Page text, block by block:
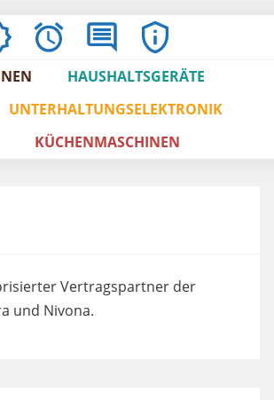
ÖFFNUNGSZEITEN
BEWERTUNGEN
IMPRESSUM
/
AGBS
HAUSHALTSGERÄTE
UNTERHALTUNGSELEKTRONIK
KÜCHENMASCHINEN
Vertragspartner der
und Nivona.